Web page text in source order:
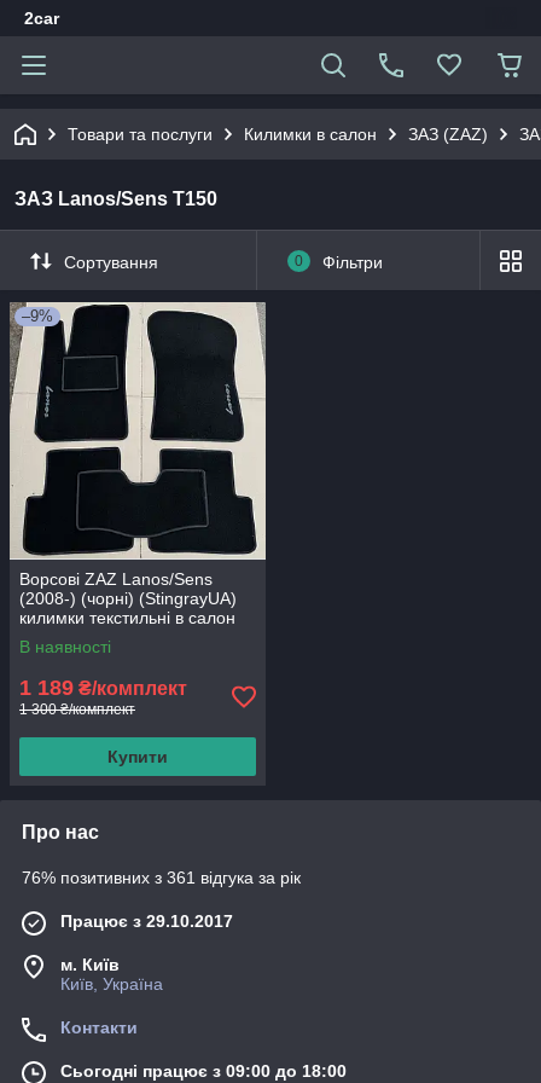
2car
Товари та послуги Килимки в салон ЗАЗ (ZAZ)
ЗАЗ Lanos/Sens T150
Сортування 0 Фільтри
–9%
Ворсові ZAZ Lanos/Sens
(2008-) (чорні) (StingrayUA)
килимки текстильні в салон
авто
В наявності
1 189 ₴/комплект
1 300 ₴/комплект
Купити
Про нас
76% позитивних з 361 відгука за рік
Працює з 29.10.2017
м. Київ
Київ, Україна
Контакти
Сьогодні працює з 09:00 до 18:00